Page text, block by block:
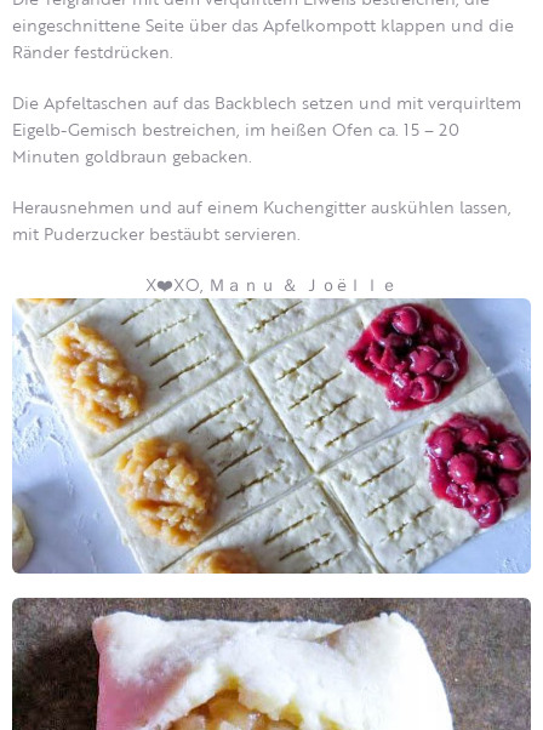
eingeschnittene Seite über das Apfelkompott klappen und die
Ränder festdrücken.
Die Apfeltaschen auf das Backblech setzen und mit verquirltem
Eigelb-Gemisch bestreichen, im heißen Ofen ca. 15 – 20
Minuten goldbraun gebacken.
Herausnehmen und auf einem Kuchengitter auskühlen lassen,
mit Puderzucker bestäubt servieren.
X❤️XO, Ｍａｎｕ ＆ Ｊｏëｌｌｅ